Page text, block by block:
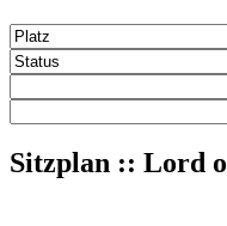
Sitzplan :: Lord